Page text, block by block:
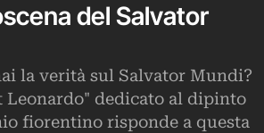
del Salvator
la verità sul Salvator Mundi?
Leonardo" dedicato al dipinto
fiorentino risponde a questa